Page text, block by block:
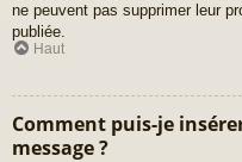
ne peuvent pas supprimer leur
publiée.
Haut
Comment puis-je
message ?